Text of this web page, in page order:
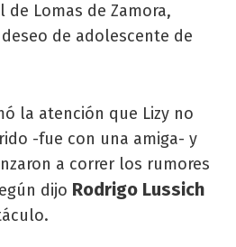
de Lomas de Zamora,
de adolescente de
la atención que Lizy no
-fue con una amiga- y
a correr los rumores
dijo Rodrigo Lussich